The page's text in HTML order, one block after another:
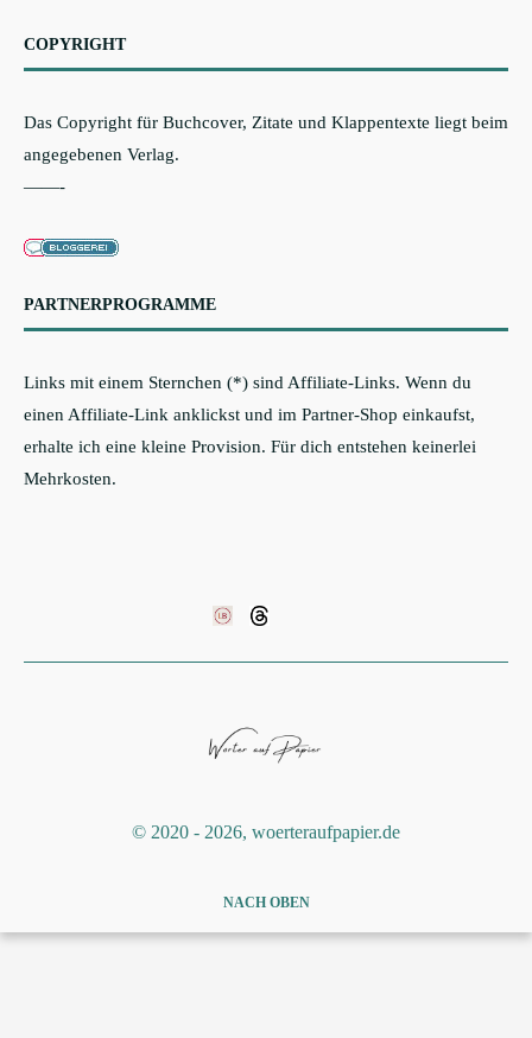
COPYRIGHT
Das Copyright für Buchcover, Zitate und Klappentexte liegt beim
angegebenen Verlag.
——-
PARTNERPROGRAMME
Links mit einem Sternchen (*) sind Affiliate-Links. Wenn du
einen Affiliate-Link anklickst und im Partner-Shop einkaufst,
erhalte ich eine kleine Provision. Für dich entstehen keinerlei
Mehrkosten.
©️ 2020 - 2026, woerteraufpapier.de
NACH OBEN